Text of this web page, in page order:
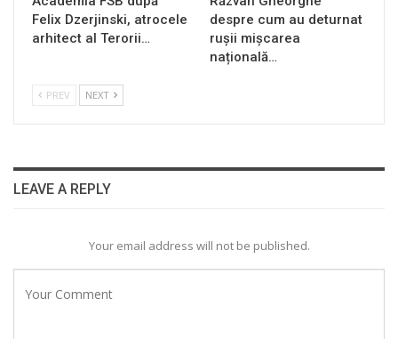
Felix Dzerjinski, atrocele
arhitect al Terorii…
despre cum au deturnat
rușii mișcarea
națională…
PREV NEXT
LEAVE A REPLY
Your email address will not be published.